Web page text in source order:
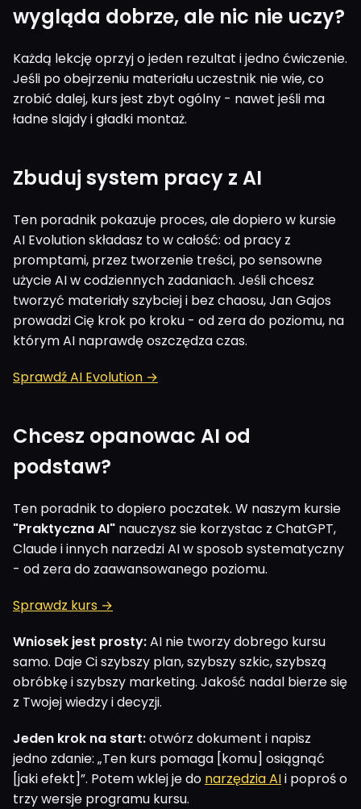
wygląda dobrze, ale nic nie uczy?
Każdą lekcję oprzyj o jeden rezultat i jedno ćwiczenie.
Jeśli po obejrzeniu materiału uczestnik nie wie, co
zrobić dalej, kurs jest zbyt ogólny - nawet jeśli ma
ładne slajdy i gładki montaż.
Zbuduj system pracy z AI
Ten poradnik pokazuje proces, ale dopiero w kursie
AI Evolution składasz to w całość: od pracy z
promptami, przez tworzenie treści, po sensowne
użycie AI w codziennych zadaniach. Jeśli chcesz
tworzyć materiały szybciej i bez chaosu, Jan Gajos
prowadzi Cię krok po kroku - od zera do poziomu, na
którym AI naprawdę oszczędza czas.
Sprawdź AI Evolution →
Chcesz opanowac AI od
podstaw?
Ten poradnik to dopiero poczatek. W naszym kursie
"Praktyczna AI" nauczysz sie korzystac z ChatGPT,
Claude i innych narzedzi AI w sposob systematyczny
- od zera do zaawansowanego poziomu.
Sprawdz kurs →
Wniosek jest prosty:AI nie tworzy dobrego kursu
samo. Daje Ci szybszy plan, szybszy szkic, szybszą
obróbkę i szybszy marketing. Jakość nadal bierze się
z Twojej wiedzy i decyzji.
Jeden krok na start:otwórz dokument i napisz
jedno zdanie: „Ten kurs pomaga [komu] osiągnąć
[jaki efekt]”. Potem wklej je do narzędzia AIi poproś o
trzy wersje programu kursu.